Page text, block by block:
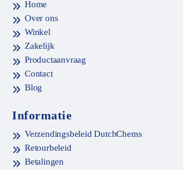
Home
Over ons
Winkel
Zakelijk
Productaanvraag
Contact
Blog
Informatie
Verzendingsbeleid DutchChems
Retourbeleid
Betalingen